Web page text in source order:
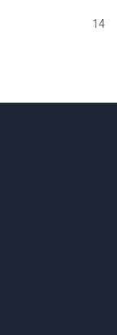
chi
figura del
e
sono
che devono
di
dei
14